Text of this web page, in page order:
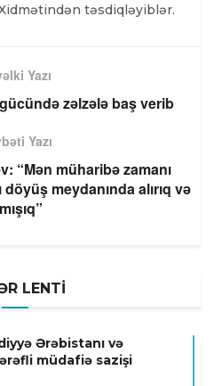
təsdiqləyiblər.
Yazı
zəlzələ baş verib
Yazı
“Mən müharibə zamanı
meydanında alırıq və
LENTİ
Ərəbistanı və
müdafiə sazişi